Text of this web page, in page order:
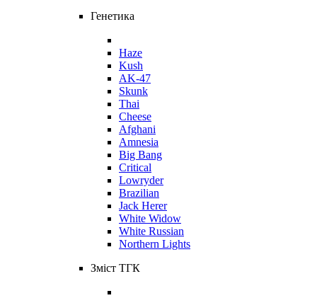
Генетика
Haze
Kush
AK-47
Skunk
Thai
Cheese
Afghani
Amnesia
Big Bang
Critical
Lowryder
Brazilian
Jack Herer
White Widow
White Russian
Northern Lights
Зміст ТГК